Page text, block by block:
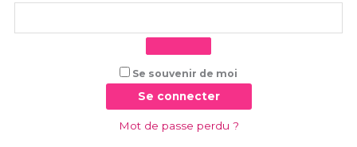
Se souvenir de moi
Se connecter
Mot de passe perdu ?